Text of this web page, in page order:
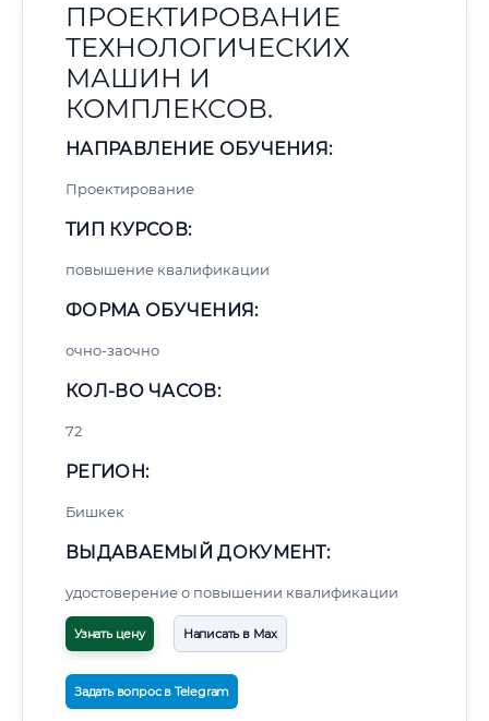
ПРОЕКТИРОВАНИЕ
ТЕХНОЛОГИЧЕСКИХ
МАШИН И
КОМПЛЕКСОВ.
НАПРАВЛЕНИЕ ОБУЧЕНИЯ:
Проектирование
ТИП КУРСОВ:
повышение квалификации
ФОРМА ОБУЧЕНИЯ:
очно-заочно
КОЛ-ВО ЧАСОВ:
72
РЕГИОН:
Бишкек
ВЫДАВАЕМЫЙ ДОКУМЕНТ:
удостоверение о повышении квалификации
Узнать цену Написать в Max
Задать вопрос в Telegram